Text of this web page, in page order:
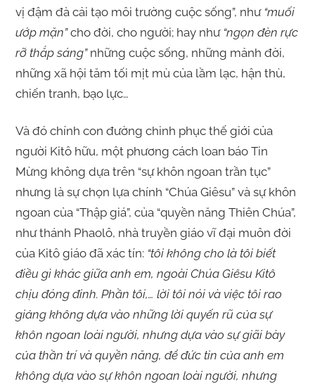
vị đậm đà cải tạo môi trường cuộc sống”, như “muối
ướp mặn”cho đời, cho người; hay như “ngọn đèn rực
rỡ thắp sáng”những cuộc sống, những mảnh đời,
những xã hội tăm tối mịt mù của lầm lạc, hận thù,
chiến tranh, bạo lực…
Và đó chính con đường chinh phục thế giới của
người Kitô hữu, một phương cách loan báo Tin
Mừng không dựa trên “sự khôn ngoan trần tục”
nhưng là sự chọn lựa chính “Chúa Giêsu” và sự khôn
ngoan của “Thập giá”, của “quyền năng Thiên Chúa”,
như thánh Phaolô, nhà truyền giáo vĩ đại muôn đời
của Kitô giáo đã xác tín: “tôi không cho là tôi biết
điều gì khác giữa anh em, ngoài Chúa Giêsu Kitô
chịu đóng đinh. Phần tôi,… lời tôi nói và việc tôi rao
giảng không dựa vào những lời quyến rũ của sự
khôn ngoan loài người, nhưng dựa vào sự giãi bày
của thần trí và quyền năng, để đức tin của anh em
không dựa vào sự khôn ngoan loài người, nhưng